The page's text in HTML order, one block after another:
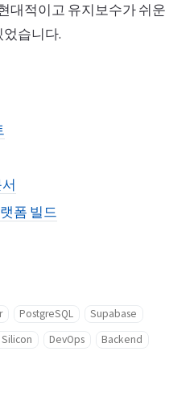
대적이고 유지보수가 쉬운
습니다.
폼 빌드
PostgreSQL
Supabase
DevOps Backend